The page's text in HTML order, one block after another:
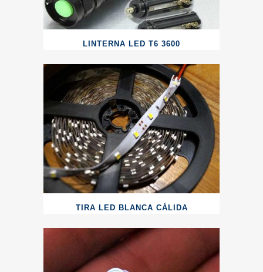
LINTERNA LED T6 3600
TIRA LED BLANCA CÁLIDA